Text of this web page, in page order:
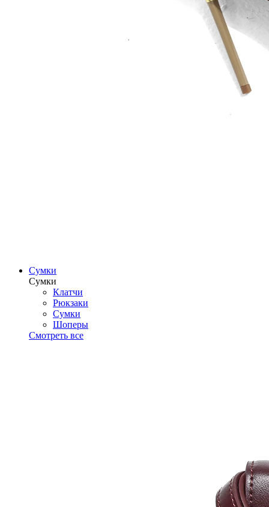
Сумки
Сумки
Клатчи
Рюкзаки
Сумки
Шоперы
Смотреть все